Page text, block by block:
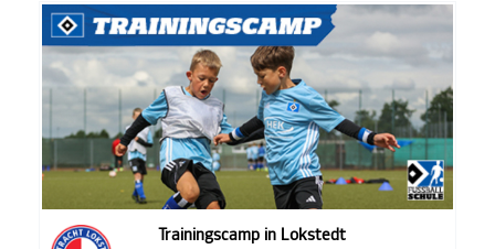
Trainingscamp in Lokstedt